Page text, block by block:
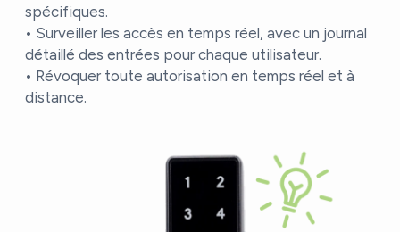
spécifiques.
• Surveiller les accès en temps réel, avec un journal
détaillé des entrées pour chaque utilisateur.
• Révoquer toute autorisation en temps réel et à
distance.